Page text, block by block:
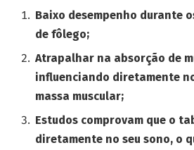
Baixo desempenho durante
de fôlego;
Atrapalhar na absorção de
influenciando diretamente
massa muscular;
Estudos comprovam que o
diretamente no seu sono, o